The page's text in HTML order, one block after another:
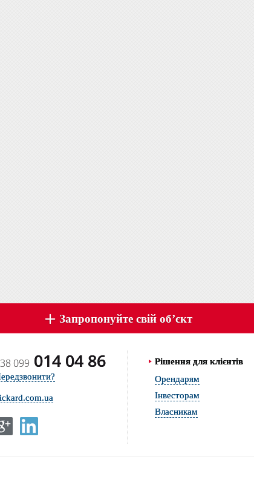
Запропонуйте свій об’єкт
099 014 04 86
Рішення для клієнтів
Орендарям
Інвесторам
Власникам